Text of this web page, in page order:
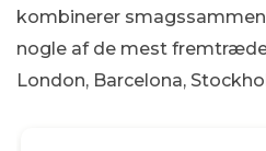
kombinerer
nogle af de mest
London, Barcelona,